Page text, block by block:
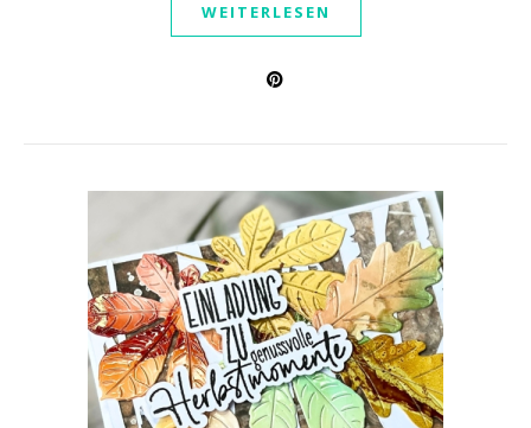
WEITERLESEN